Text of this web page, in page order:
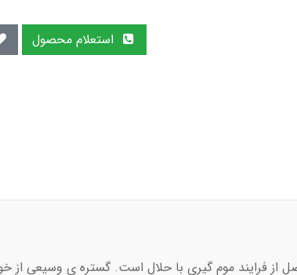
فرایند موم گیری با حلال است. گستره ی وسیعی از